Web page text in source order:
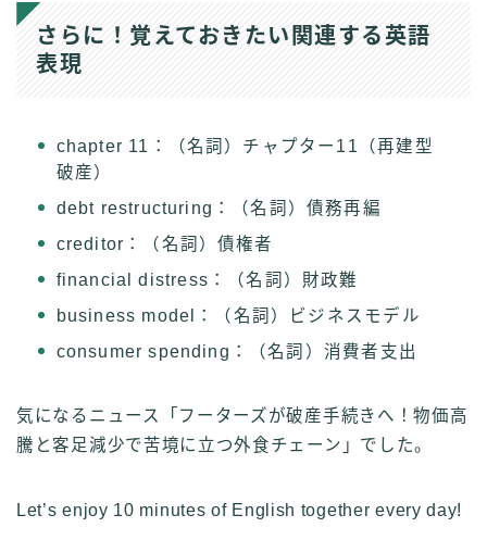
さらに！覚えておきたい関連する英語
表現
chapter 11：（名詞）チャプター11（再建型
破産）
debt restructuring：（名詞）債務再編
creditor：（名詞）債権者
financial distress：（名詞）財政難
business model：（名詞）ビジネスモデル
consumer spending：（名詞）消費者支出
気になるニュース「フーターズが破産手続きへ！物価高
騰と客足減少で苦境に立つ外食チェーン」でした。
Let’s enjoy 10 minutes of English together every day!